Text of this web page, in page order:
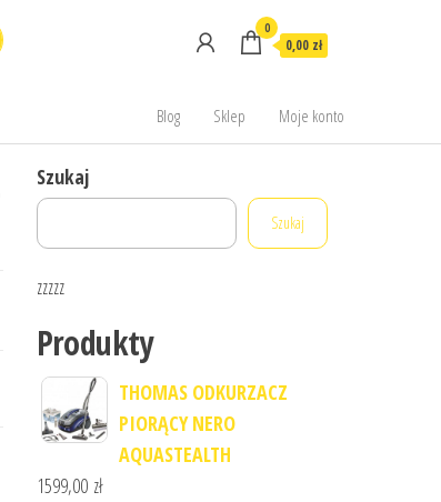
0
0,00 zł
Blog Sklep Moje konto
Szukaj
Szukaj
zzzzz
Produkty
THOMAS ODKURZACZ
PIORĄCY NERO
AQUASTEALTH
1599,00 zł